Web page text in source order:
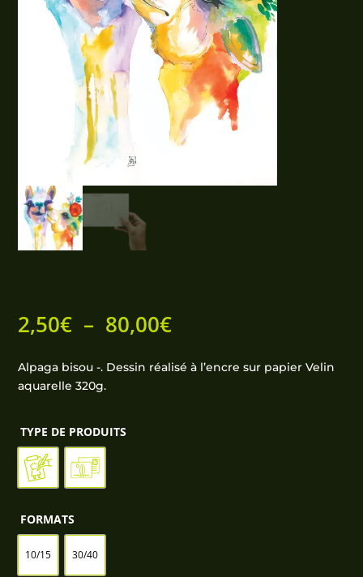
2,50€ – 80,00€Plage
prix :
2,50€
Alpaga bisou -. Dessin réalisé à l’encre sur papier Velin
aquarelle 320g.
TYPE DE PRODUITS
FORMATS
10/15 30/40